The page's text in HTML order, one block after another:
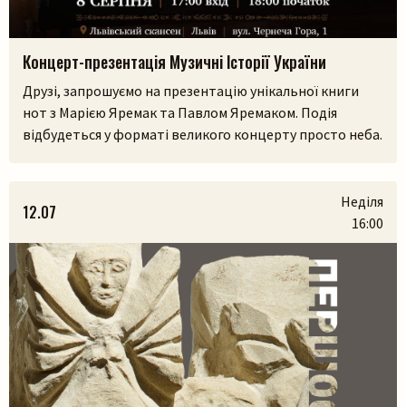
Концерт-презентація Музичні Історії України
Друзі, запрошуємо на презентацію унікальної книги
нот з Марією Яремак та Павлом Яремаком. Подія
відбудеться у форматі великого концерту просто неба.
народилися з українських легенд, природи та музики.
На вас чекають:– презентація книги разом з авторами
Марією Яремак та Павлом Яремаком.– […]
12.07
Неділя
16:00